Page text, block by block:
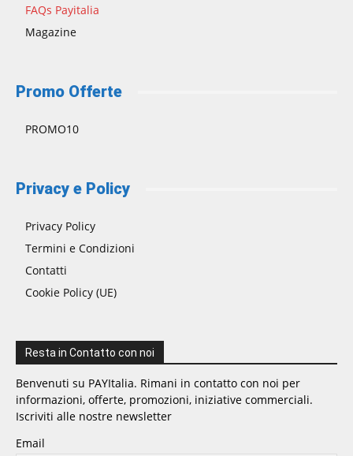
FAQs Payitalia
Magazine
Promo Offerte
PROMO10
Privacy e Policy
Privacy Policy
Termini e Condizioni
Contatti
Cookie Policy (UE)
Resta in Contatto con noi
Benvenuti su PAYItalia. Rimani in contatto con noi per
informazioni, offerte, promozioni, iniziative commerciali.
Iscriviti alle nostre newsletter
Email